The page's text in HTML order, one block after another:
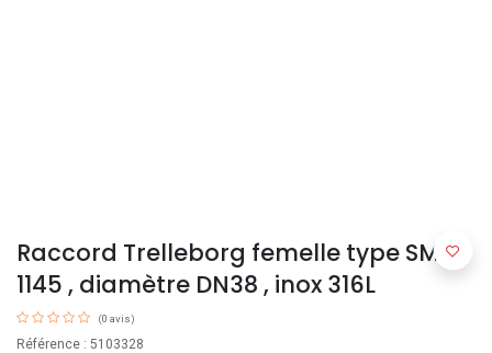
Raccord Trelleborg femelle type SMS
1145 , diamètre DN38 , inox 316L
(0 avis)
Référence : 5103328